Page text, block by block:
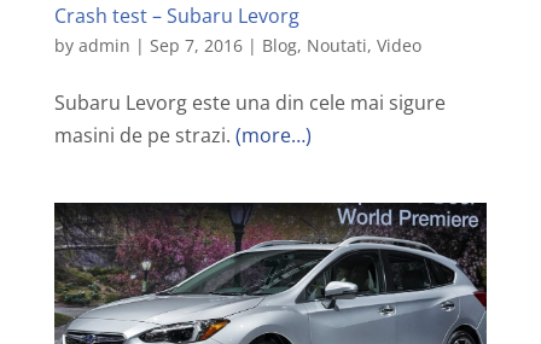
Crash test – Subaru Levorg
by admin | Sep 7, 2016| Blog, Noutati, Video
Subaru Levorg este una din cele mai sigure
masini de pe strazi. (more…)